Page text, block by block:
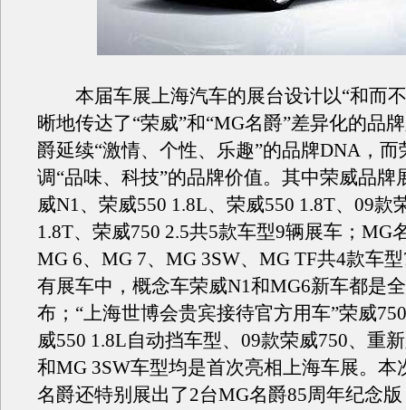
本届车展上海汽车的展台设计以“和而不
晰地传达了“荣威”和“MG名爵”差异化的品
爵延续“激情、个性、乐趣”的品牌DNA，而
调“品味、科技”的品牌价值。其中荣威品牌
威N1、荣威550 1.8L、荣威550 1.8T、09款
1.8T、荣威750 2.5共5款车型9辆展车；MG
MG 6、MG 7、MG 3SW、MG TF共4款车
有展车中，概念车荣威N1和MG6新车都是
布；“上海世博会贵宾接待官方用车”荣威
威550 1.8L自动挡车型、09款荣威750、重
和MG 3SW车型均是首次亮相上海车展。本
名爵还特别展出了2台MG名爵85周年纪念